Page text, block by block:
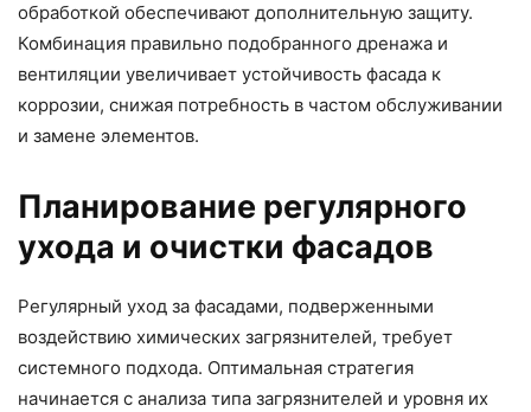
обработкой обеспечивают дополнительную защиту.
Комбинация правильно подобранного дренажа и
вентиляции увеличивает устойчивость фасада к
коррозии, снижая потребность в частом обслуживании
и замене элементов.
Планирование регулярного
ухода и очистки фасадов
Регулярный уход за фасадами, подверженными
воздействию химических загрязнителей, требует
системного подхода. Оптимальная стратегия
начинается с анализа типа загрязнителей и уровня их